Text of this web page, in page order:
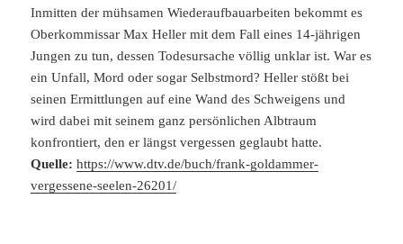
Inmitten der mühsamen Wiederaufbauarbeiten bekommt es
Oberkommissar Max Heller mit dem Fall eines 14-jährigen
Jungen zu tun, dessen Todesursache völlig unklar ist. War es
ein Unfall, Mord oder sogar Selbstmord? Heller stößt bei
seinen Ermittlungen auf eine Wand des Schweigens und
wird dabei mit seinem ganz persönlichen Albtraum
konfrontiert, den er längst vergessen geglaubt hatte.
Quelle: https://www.dtv.de/buch/frank-goldammer-
vergessene-seelen-26201/